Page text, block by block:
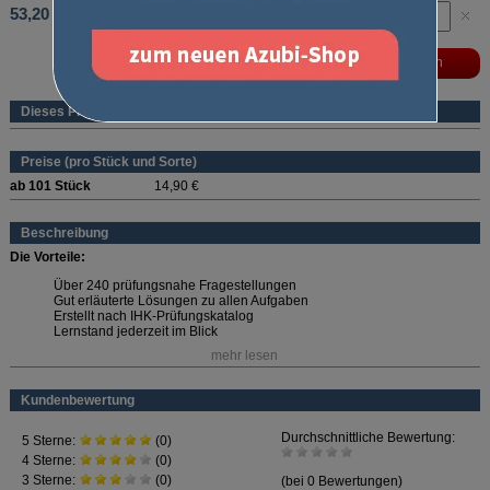
53,20 €
Dieses Produkt ist ein eBook
Preise (pro Stück und Sorte)
ab 101 Stück
14,90 €
Beschreibung
Die Vorteile:
Über 240 prüfungsnahe Fragestellungen
Gut erläuterte Lösungen zu allen Aufgaben
Erstellt nach IHK-Prüfungskatalog
Lernstand jederzeit im Blick
Wählen Sie die passende Laufzeit aus!
1 Monat: 14,90 Euro
6 Monate: 39,90 Euro (6,65 Euro/Monat)
12 Monate: 53,20 Euro (4,43 Euro/Monat)
mehr lesen
Kundenbewertung